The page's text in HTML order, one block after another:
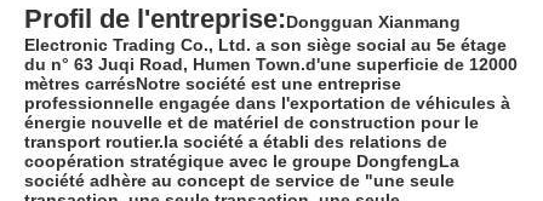
Profil de l'entreprise:Dongguan Xianmang
Electronic Trading Co., Ltd. a son siège social au 5e étage
du n° 63 Juqi Road, Humen Town.d'une superficie de 12000
mètres carrésNotre société est une entreprise
professionnelle engagée dans l'exportation de véhicules à
énergie nouvelle et de matériel de construction pour le
transport routier.la société a établi des relations de
coopération stratégique avec le groupe DongfengLa
société adhère au concept de service de "une seule